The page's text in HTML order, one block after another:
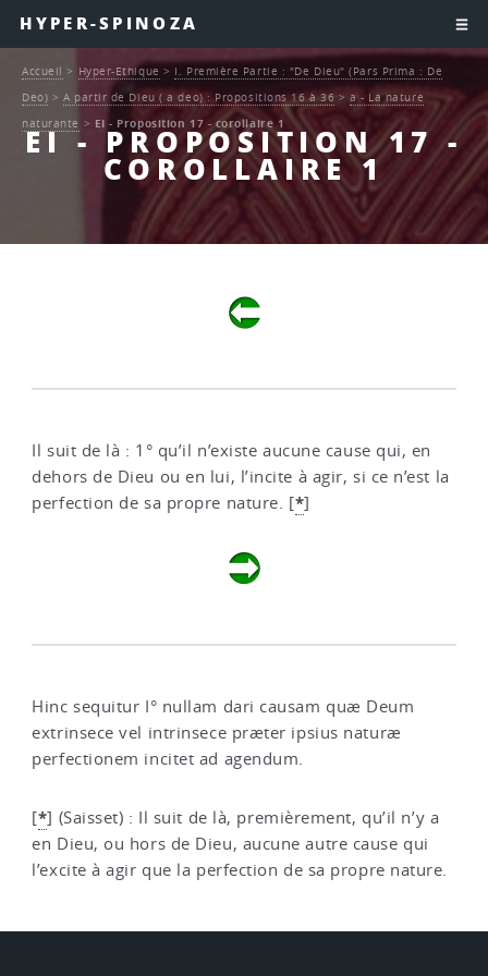
HYPER-SPINOZA
EI - PROPOSITION 17 -
COROLLAIRE 1
Accueil > Hyper-Ethique > I. Première Partie : "De Dieu" (Pars Prima : De
Deo) > A partir de Dieu ( a deo) : Propositions 16 à 36 > a - La nature
naturante > EI - Proposition 17 - corollaire 1
Il suit de là : 1° qu’il n’existe aucune cause qui, en
dehors de Dieu ou en lui, l’incite à agir, si ce n’est la
perfection de sa propre nature. [*]
Hinc sequitur I° nullam dari causam quæ Deum
extrinsece vel intrinsece præter ipsius naturæ
perfectionem incitet ad agendum.
[*] (Saisset) : Il suit de là, premièrement, qu’il n’y a
en Dieu, ou hors de Dieu, aucune autre cause qui
l’excite à agir que la perfection de sa propre nature.